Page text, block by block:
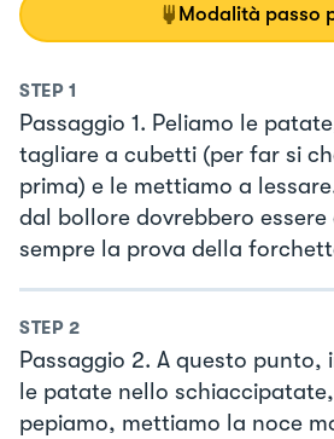
Modalità passo
STEP 1
Passaggio 1. Peliamo le
tagliare a cubetti (per far si
prima) e le mettiamo a
dal bollore dovrebbero
sempre la prova della
STEP 2
Passaggio 2. A questo punto,
le patate nello
pepiamo, mettiamo la noce